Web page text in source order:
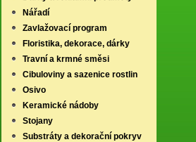
Nářadí
Zavlažovací program
Floristika, dekorace, dárky
Travní a krmné směsi
Cibuloviny a sazenice rostlin
Osivo
Keramické nádoby
Stojany
Substráty a dekorační pokryv